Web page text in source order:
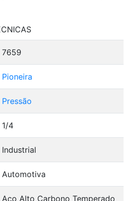
7659
Pioneira
Pressão
1/4
Industrial
Automotiva
Aço Alto Carbono Temperado